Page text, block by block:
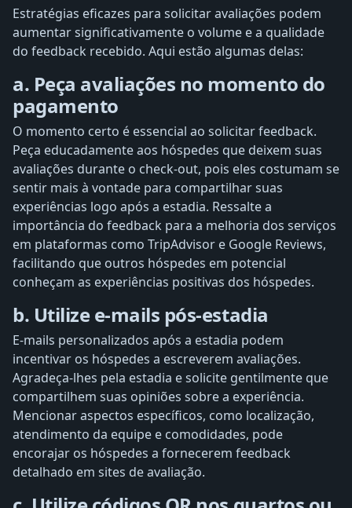
Estratégias eficazes para solicitar avaliações podem
aumentar significativamente o volume e a qualidade
do feedback recebido. Aqui estão algumas delas:
a. Peça avaliações no momento do
pagamento
O momento certo é essencial ao solicitar feedback.
Peça educadamente aos hóspedes que deixem suas
avaliações durante o check-out, pois eles costumam se
sentir mais à vontade para compartilhar suas
experiências logo após a estadia. Ressalte a
importância do feedback para a melhoria dos serviços
em plataformas como TripAdvisor e Google Reviews,
facilitando que outros hóspedes em potencial
conheçam as experiências positivas dos hóspedes.
b. Utilize e-mails pós-estadia
E-mails personalizados após a estadia podem
incentivar os hóspedes a escreverem avaliações.
Agradeça-lhes pela estadia e solicite gentilmente que
compartilhem suas opiniões sobre a experiência.
Mencionar aspectos específicos, como localização,
atendimento da equipe e comodidades, pode
encorajar os hóspedes a fornecerem feedback
detalhado em sites de avaliação.